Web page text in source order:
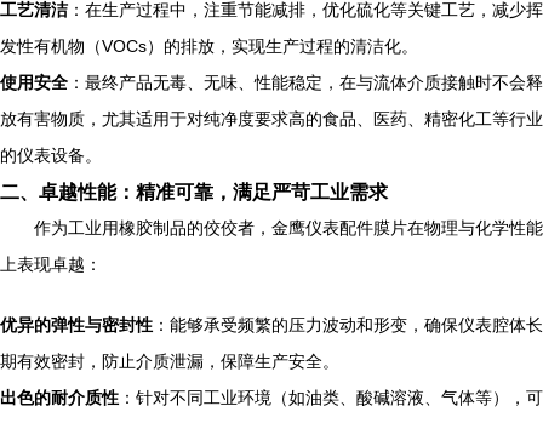
工艺清洁 ：在生产过程中，注重节能减排，优化硫化等关键工艺，减少挥
发性有机物（VOCs）的排放，实现生产过程的清洁化。
使用安全 ：最终产品无毒、无味、性能稳定，在与流体介质接触时不会释
放有害物质，尤其适用于对纯净度要求高的食品、医药、精密化工等行业
的仪表设备。
二、卓越性能：精准可靠，满足严苛工业需求
作为工业用橡胶制品的佼佼者，金鹰仪表配件膜片在物理与化学性能
上表现卓越：
优异的弹性与密封性 ：能够承受频繁的压力波动和形变，确保仪表腔体长
期有效密封，防止介质泄漏，保障生产安全。
出色的耐介质性 ：针对不同工业环境（如油类、酸碱溶液、气体等），可